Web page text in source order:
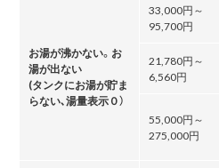
お湯が沸かない。お
湯が出ない
(タンクにお湯が貯ま
らない､湯量表示０）
33,000円～
95,700円
21,780円～
6,560円
55,000円～
275,000円